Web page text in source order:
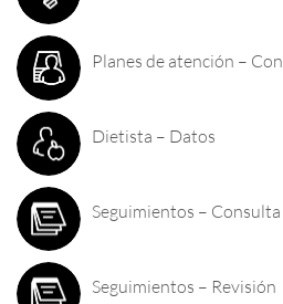
Planes de atención –
Dietista – Datos
Seguimientos –
Seguimientos – Revisión